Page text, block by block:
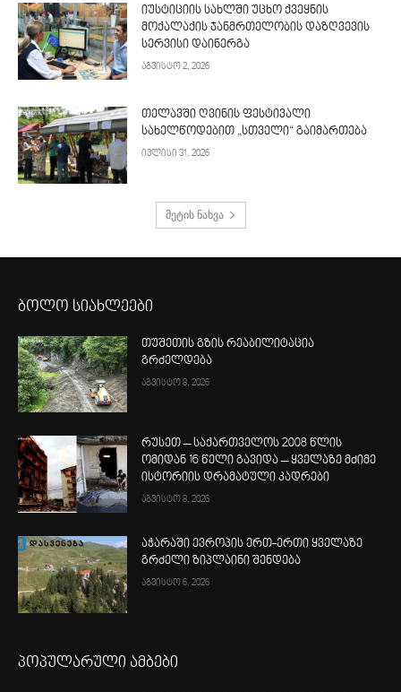
იუსტიციის სახლში უცხო ქვეყნის
მოქალაქის ჯანმრთელობის დაზღვევის
სერვისი დაინერგა
აგვისტო 2, 2026
თელავში ღვინის ფესტივალი
სახელწოდებით „სთველი“ გაიმართება
ივლისი 31, 2026
მეტის ნახვა
ბოლო სიახლეები
თუშეთის გზის რეაბილიტაცია
გრძელდება
აგვისტო 8, 2026
რუსეთ – საქართველოს 2008 წლის
ომიდან 16 წელი გავიდა – ყველაზე მძიმე
ისტორიის დრამატული კადრები
აგვისტო 8, 2026
აჭარაში ევროპის ერთ-ერთი ყველაზე
გრძელი ზიპლაინი შენდება
აგვისტო 6, 2026
პოპულარული ამბები